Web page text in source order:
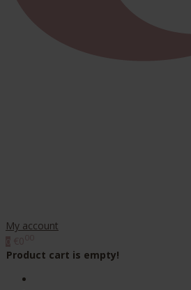
My account
Product cart is empty!